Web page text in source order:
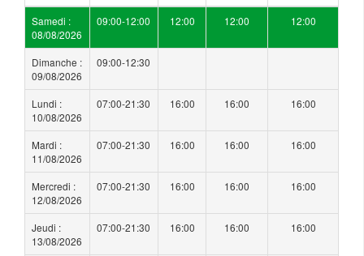
Samedi :
08/08/2026
09:00-12:00 12:00 12:00 12:00
Dimanche :
09/08/2026
09:00-12:30
Lundi :
10/08/2026
07:00-21:30 16:00 16:00 16:00
Mardi :
11/08/2026
07:00-21:30 16:00 16:00 16:00
Mercredi :
12/08/2026
07:00-21:30 16:00 16:00 16:00
Jeudi :
13/08/2026
07:00-21:30 16:00 16:00 16:00